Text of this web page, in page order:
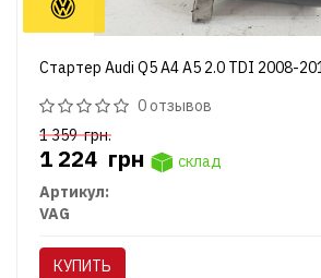
Стартер Audi Q5 A4 A5 2.0 TDI 2008-
0 отзывов
1 359грн.
1 224 грн
склад
Артикул:
VAG
КУПИТЬ